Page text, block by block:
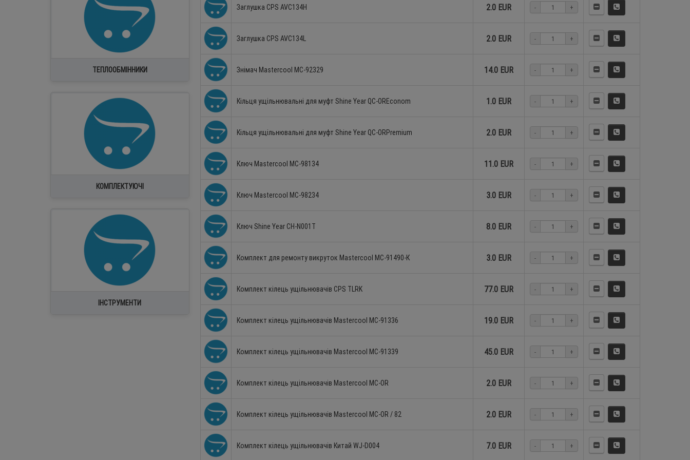
ТЕПЛООБМІННИКИ
КОМПЛЕКТУЮЧІ
ІНСТРУМЕНТИ
Ваги заправні для фреону
Вакуумметри
Вакуумні насоси
Заглушка CPS AVC134H 2.0 EUR - +
Заглушка CPS AVC134L 2.0 EUR - +
Знімач Mastercool MC-92329 14.0 EUR - +
Кільця ущільнювальні для муфт Shine Year QC-OREconom 1.0 EUR - +
Кільця ущільнювальні для муфт Shine Year QC-ORPremium 2.0 EUR - +
Ключ Mastercool MC-98134 11.0 EUR - +
Ключ Mastercool MC-98234 3.0 EUR - +
Ключ Shine Year CH-N001T 8.0 EUR - +
Комплект для ремонту викруток Mastercool MC-91490-К 3.0 EUR - +
Комплект кілець ущільнювачів CPS TLRK 77.0 EUR - +
Комплект кілець ущільнювачів Mastercool MC-91336 19.0 EUR - +
Комплект кілець ущільнювачів Mastercool MC-91339 45.0 EUR - +
Комплект кілець ущільнювачів Mastercool MC-OR 2.0 EUR - +
Комплект кілець ущільнювачів Mastercool MC-OR / 82 2.0 EUR - +
Комплект кілець ущільнювачів Китай WJ-D004 7.0 EUR - +